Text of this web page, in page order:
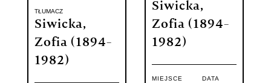
TŁUMACZ
Siwicka,
Zofia (1894-
1982)
Siwicka,
Zofia (1894-
1982)
MIEJSCE DATA